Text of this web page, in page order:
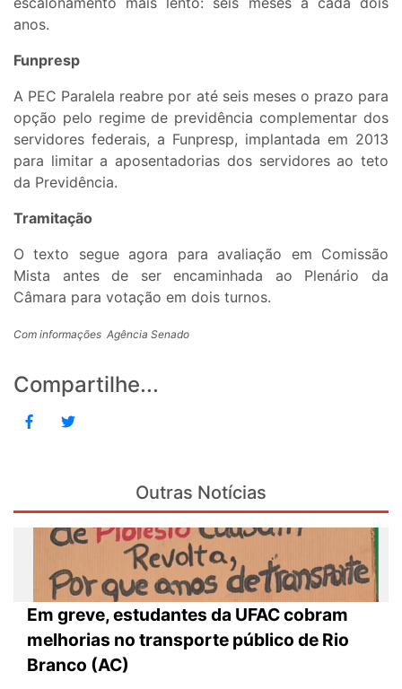
anos.
Funpresp
A PEC Paralela reabre por até seis meses o prazo para
opção pelo regime de previdência complementar dos
servidores federais, a Funpresp, implantada em 2013
para limitar a aposentadorias dos servidores ao teto
da Previdência.
Tramitação
O texto segue agora para avaliação em Comissão
Mista antes de ser encaminhada ao Plenário da
Câmara para votação em dois turnos.
Com informações Agência Senado
Compartilhe...
Outras Notícias
Em greve, estudantes da UFAC cobram
melhorias no transporte público de Rio
Branco (AC)